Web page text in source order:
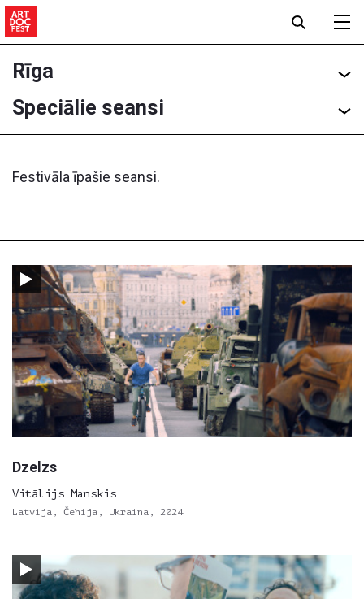
Rīga
Speciālie seansi
Festivāla īpašie seansi.
Dzelzs
Vitālijs Manskis
Latvija, Čehija, Ukraina, 2024